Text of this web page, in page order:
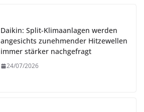
Daikin: Split-Klimaanlagen werden
angesichts zunehmender Hitzewellen
immer stärker nachgefragt
24/07/2026